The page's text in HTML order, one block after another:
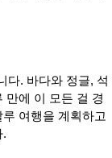
다. 바다와 정글, 석
만에 이 모든 걸 경
여행을 계획하고
.